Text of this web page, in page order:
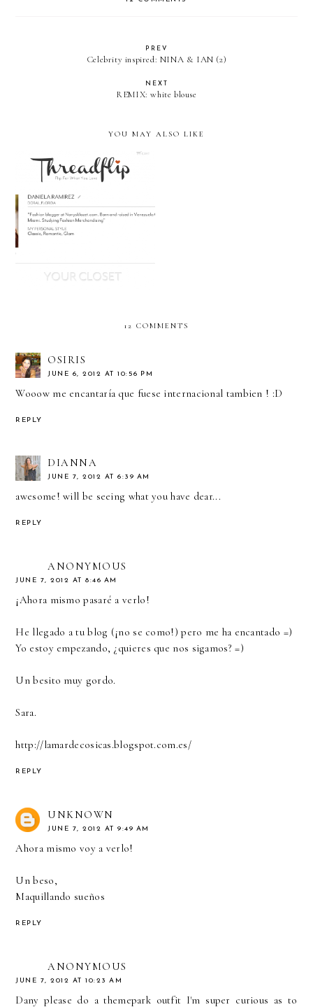
PREV
Celebrity inspired: NINA & IAN (2)
NEXT
REMIX: white blouse
YOU MAY ALSO LIKE
Shop my KLOZET on
THREADFLIP
12 COMMENTS
OSIRIS
JUNE 6, 2012 AT 10:56 PM
Wooow me encantaría que fuese internacional tambien ! :D
REPLY
DIANNA
JUNE 7, 2012 AT 6:39 AM
awesome! will be seeing what you have dear...
REPLY
ANONYMOUS
JUNE 7, 2012 AT 8:46 AM
¡Ahora mismo pasaré a verlo!
He llegado a tu blog (¡no se como!) pero me ha encantado =)
Yo estoy empezando, ¿quieres que nos sigamos? =)
Un besito muy gordo.
Sara.
http://lamardecosicas.blogspot.com.es/
REPLY
UNKNOWN
JUNE 7, 2012 AT 9:49 AM
Ahora mismo voy a verlo!
Un beso,
Maquillando sueños
REPLY
ANONYMOUS
JUNE 7, 2012 AT 10:23 AM
Dany please do a themepark outfit I'm super curious as to